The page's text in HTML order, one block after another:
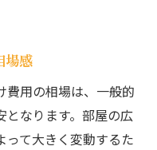
場感
費用の相場は、一般的
となります。部屋の広
って大きく変動するた